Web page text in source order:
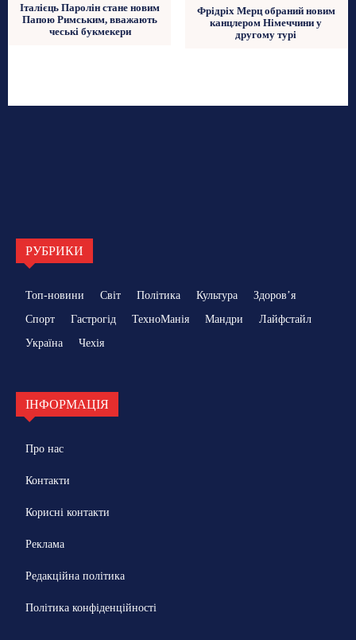
Італієць Паролін стане новим
Папою Римським, вважають
чеські букмекери
Фрідріх Мерц обраний новим
канцлером Німеччини у
другому турі
РУБРИКИ
Топ-новини Світ Політика Культура
Здоровʼя
Спорт
Гастрогід ТехноМанія Мандри
Лайфстайл
Україна
Чехія
ІНФОРМАЦІЯ
Про нас
Контакти
Корисні контакти
Реклама
Редакційна політика
Політика конфіденційності